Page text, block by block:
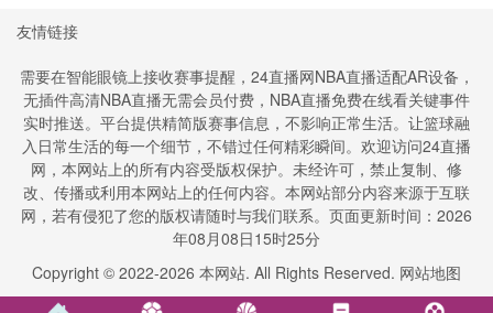
友情链接
需要在智能眼镜上接收赛事提醒，24直播网NBA直播适配AR设备，
无插件高清NBA直播无需会员付费，NBA直播免费在线看关键事件
实时推送。平台提供精简版赛事信息，不影响正常生活。让篮球融
入日常生活的每一个细节，不错过任何精彩瞬间。欢迎访问24直播
网，本网站上的所有内容受版权保护。未经许可，禁止复制、修
改、传播或利用本网站上的任何内容。本网站部分内容来源于互联
网，若有侵犯了您的版权请随时与我们联系。页面更新时间：2026
年08月08日15时25分
Copyright © 2022-2026 本网站. All Rights Reserved. 网站地图